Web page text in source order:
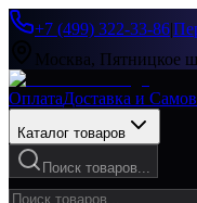
+7 (499) 322-33-86|
Москва, Пятницкое
ОплатаДоставка и
Каталог товаров
Поиск товаров...